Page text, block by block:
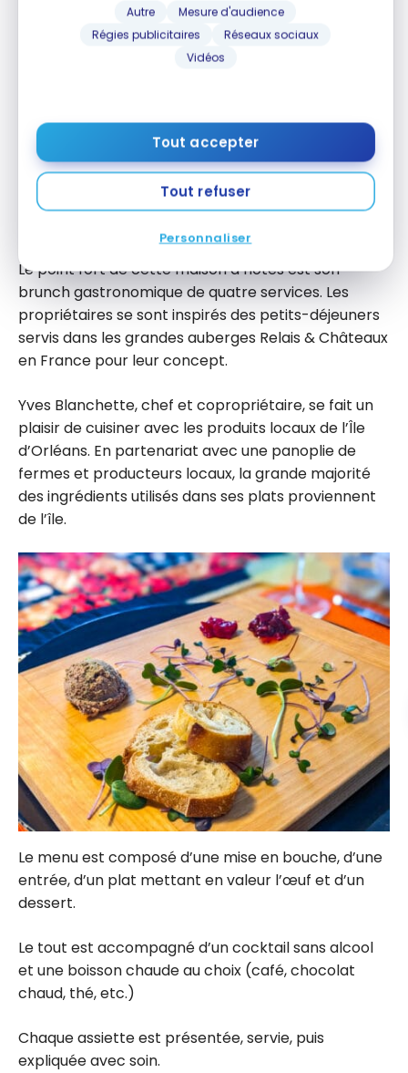
Autre
Mesure d'audience
Régies publicitaires
Réseaux sociaux
Vidéos
Tout accepter
Tout refuser
Personnaliser
La Maison de l’Île d’Orléans –
Petit-déjeuner gastronomique
Le point fort de cette maison d’hôtes est son
brunch gastronomique de quatre services. Les
propriétaires se sont inspirés des petits-déjeuners
servis dans les grandes auberges Relais & Châteaux
en France pour leur concept.
Yves Blanchette, chef et copropriétaire, se fait un
plaisir de cuisiner avec les produits locaux de l’Île
d’Orléans. En partenariat avec une panoplie de
fermes et producteurs locaux, la grande majorité
des ingrédients utilisés dans ses plats proviennent
de l’île.
Le menu est composé d’une mise en bouche, d’une
entrée, d’un plat mettant en valeur l’œuf et d’un
dessert.
Le tout est accompagné d’un cocktail sans alcool
et une boisson chaude au choix (café, chocolat
chaud, thé, etc.)
Chaque assiette est présentée, servie, puis
expliquée avec soin.